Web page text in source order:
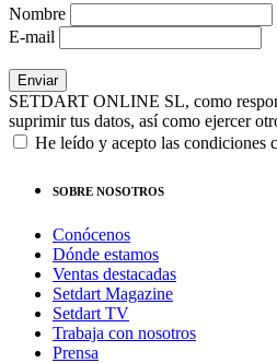
Nombre
E-mail
SETDART ONLINE SL, como
suprimir tus datos, así como ejercer
He leído y acepto las condiciones
SOBRE NOSOTROS
Conócenos
Dónde estamos
Ventas destacadas
Setdart Magazine
Setdart TV
Trabaja con nosotros
Prensa